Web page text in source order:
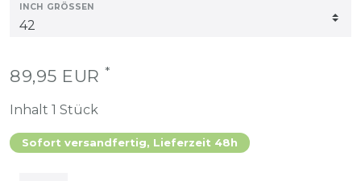
INCH GRÖSSEN
89,95 EUR *
Inhalt 1 Stück
Sofort versandfertig, Lieferzeit 48h